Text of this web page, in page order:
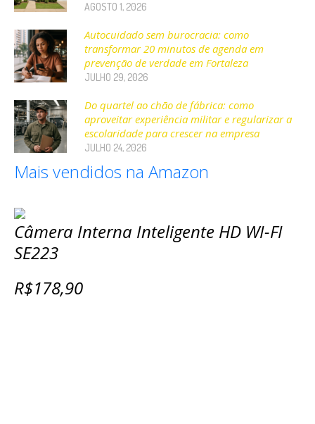
AGOSTO 1, 2026
Autocuidado sem burocracia: como
transformar 20 minutos de agenda em
prevenção de verdade em Fortaleza
JULHO 29, 2026
Do quartel ao chão de fábrica: como
aproveitar experiência militar e regularizar a
escolaridade para crescer na empresa
JULHO 24, 2026
Mais vendidos na Amazon
Câmera Interna Inteligente HD WI-FI
SE223
R$178,90